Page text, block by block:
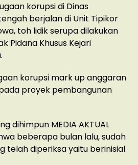
korupsi di Dinas
berjalan di Unit Tipikor
toh lidik serupa dilakukan
Pidana Khusus Kejari
korupsi mark up anggaran
proyek pembangunan
dihimpun MEDIA AKTUAL
beberapa bulan lalu, sudah
telah diperiksa yaitu berinisial